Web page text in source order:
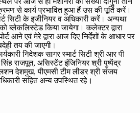
से कार्य प्रभावित हुआ हैं उस की पूर्ति करें।
सिटी के इजीनियर व अधिकारी करें। अन्यथा
ब्लेकलिस्टेड किया जायेगा। कलेक्टर द्वारा
आने एवं मेरे द्वारा आज दिए निर्देशों के आधार पर
तय की जाएगी।
निदेशक सागर स्मार्ट सिटी श्री आर पी
राजपूत, असिस्टेंट इंजिनियर श्री पुष्पेंद्र
देशमुख, पीएमसी टीम लीडर श्री संजय
सहित अन्य उपस्थित रहे।